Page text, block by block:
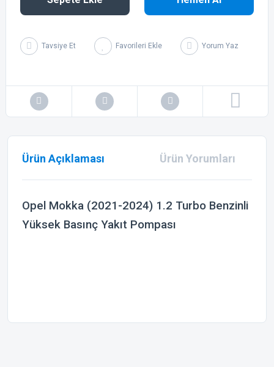
Tavsiye Et Yorum Yaz
Ürün Açıklaması Ürün Yorumları
Opel Mokka (2021-2024) 1.2 Turbo Benzinli
Yüksek Basınç Yakıt Pompası